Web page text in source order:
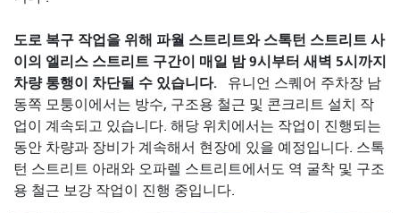
도로 복구 작업을 위해 파월 스트리트와 스톡턴 스트리트 사
이의 엘리스 스트리트 구간이 매일 밤 9시부터 새벽 5시까지
차량 통행이 차단될 수 있습니다.
유니언 스퀘어 주차장 남
동쪽 모퉁이에서는 방수, 구조용 철근 및 콘크리트 설치 작
업이 계속되고 있습니다. 해당 위치에서는 작업이 진행되는
동안 차량과 장비가 계속해서 현장에 있을 예정입니다. 스톡
턴 스트리트 아래와 오파렐 스트리트에서도 역 굴착 및 구조
용 철근 보강 작업이 진행 중입니다.